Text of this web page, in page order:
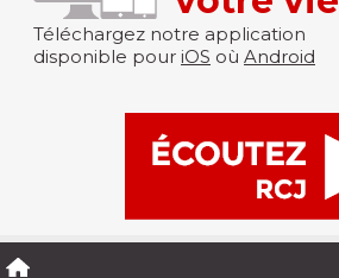
Téléchargez notre application
disponible pour iOS où Android